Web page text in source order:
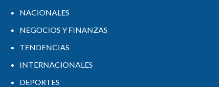
NACIONALES
NEGOCIOS Y FINANZAS
TENDENCIAS
INTERNACIONALES
DEPORTES